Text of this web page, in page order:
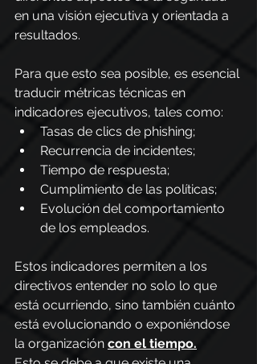
en una visión ejecutiva y orientada a
resultados.
Para que esto sea posible, es esencial
traducir métricas técnicas en
indicadores ejecutivos, tales como:
Tasas de clics de phishing;
Recurrencia de incidentes;
Tiempo de respuesta;
Cumplimiento de las políticas;
Evolución del comportamiento
de los empleados.
Estos indicadores permiten a los
directivos entender no solo lo que
está ocurriendo, sino también cuánto
está evolucionando o exponiéndose
la organización con el tiempo.